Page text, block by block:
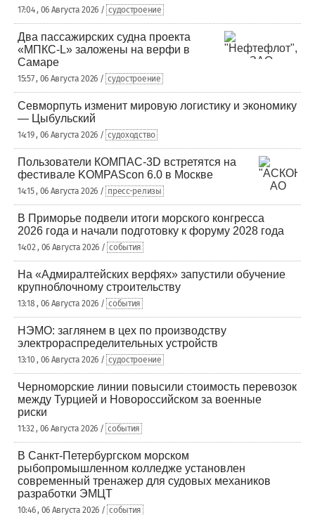
17:04 , 06 Августа 2026 / судостроение
Два пассажирских судна проекта
«МПКС-L» заложены на верфи в
Самаре
15:57 , 06 Августа 2026 / судостроение
Севморпуть изменит мировую логистику и экономику
— Цыбульский
14:19 , 06 Августа 2026 / судоходство
Пользователи КОМПАС-3D встретятся на
фестивале KOMPAScon 6.0 в Москве
14:15 , 06 Августа 2026 / пресс-релизы
В Приморье подвели итоги морского конгресса
2026 года и начали подготовку к форуму 2028 года
14:02 , 06 Августа 2026 / события
На «Адмиралтейских верфях» запустили обучение
крупноблочному строительству
13:18 , 06 Августа 2026 / события
НЭМО: заглянем в цех по производству
электрораспределительных устройств
13:10 , 06 Августа 2026 / судостроение
Черноморские линии повысили стоимость перевозок
между Турцией и Новороссийском за военные
риски
11:32 , 06 Августа 2026 / события
В Санкт-Петербургском морском
рыбопромышленном колледже установлен
современный тренажер для судовых механиков
разработки ЭМЦТ
10:46 , 06 Августа 2026 / события